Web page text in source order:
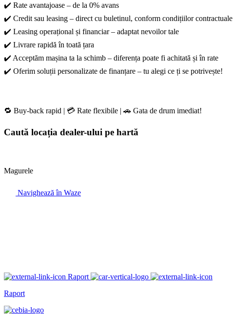
✔️ Rate avantajoase – de la 0% avans
✔️ Credit sau leasing – direct cu buletinul, conform condițiilor contractuale
✔️ Leasing operațional și financiar – adaptat nevoilor tale
✔️ Livrare rapidă în toată țara
✔️ Acceptăm mașina ta la schimb – diferența poate fi achitată și în rate
✔️ Oferim soluții personalizate de finanțare – tu alegi ce ți se potrivește!
🔁 Buy-back rapid | 💳 Rate flexibile | 🚗 Gata de drum imediat!
Caută locația dealer-ului pe hartă
Magurele
Navighează în Waze
Raport
Raport